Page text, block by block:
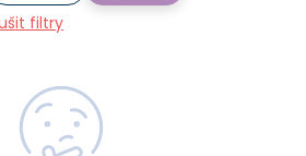
filtry